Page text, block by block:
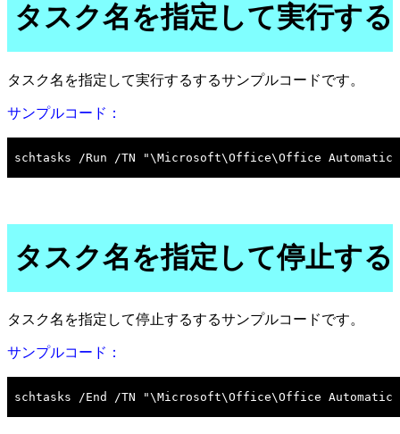
タスク名を指定して実行する
タスク名を指定して実行するするサンプルコードです。
サンプルコード：
タスク名を指定して停止する
タスク名を指定して停止するするサンプルコードです。
サンプルコード：